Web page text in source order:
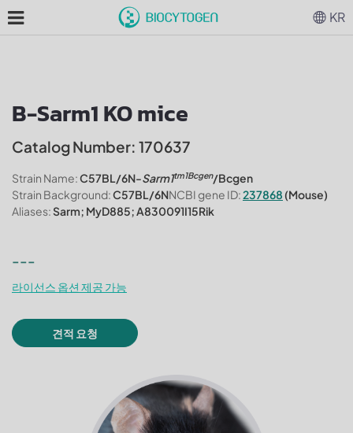
B-Sarm1 KO mice
Catalog Number: 170637
Strain Name:C57BL/6N-Sarm1tm1Bcgen/Bcgen
Strain Background:C57BL/6NNCBI gene ID:237868 (Mouse)
Aliases:Sarm; MyD885; A830091I15Rik
---
라이선스 옵션 제공 가능
견적 요청
KR